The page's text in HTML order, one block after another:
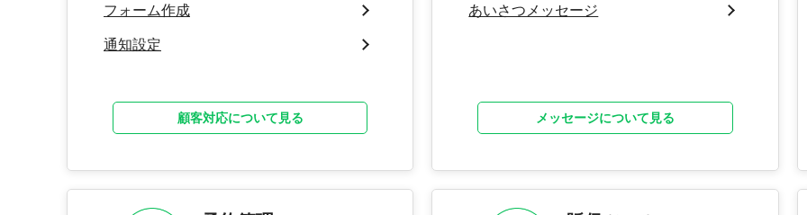
フォーム作成
通知設定
顧客対応について見る
あいさつメッセージ
メッセージについて見る